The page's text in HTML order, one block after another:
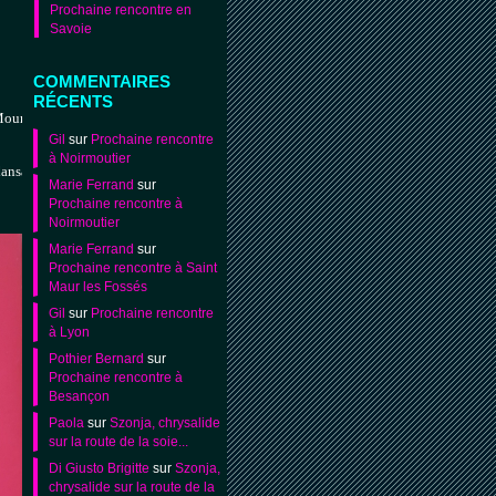
Prochaine rencontre en
Savoie
COMMENTAIRES
RÉCENTS
Gil sur Prochaine rencontre
à Noirmoutier
Marie Ferrand sur
Prochaine rencontre à
Noirmoutier
Marie Ferrand sur
Prochaine rencontre à Saint
Maur les Fossés
Gil sur Prochaine rencontre
à Lyon
Pothier Bernard sur
Prochaine rencontre à
Besançon
Paola sur Szonja, chrysalide
sur la route de la soie...
Di Giusto Brigitte sur Szonja,
chrysalide sur la route de la
le dimanche " (éd Liana Levi) .